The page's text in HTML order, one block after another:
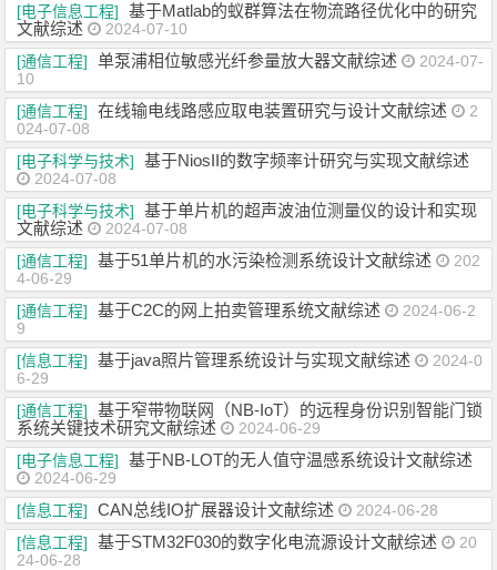
[电子信息工程]
基于Matlab的蚁群算法在物流路径优化中的研究
文献综述
2024-07-10
[通信工程]
单泵浦相位敏感光纤参量放大器文献综述
2024-07-
10
[通信工程]
在线输电线路感应取电装置研究与设计文献综述
2
024-07-08
[电子科学与技术]
基于NiosII的数字频率计研究与实现文献综述
2024-07-08
[电子科学与技术]
基于单片机的超声波油位测量仪的设计和实现
文献综述
2024-07-08
[通信工程]
基于51单片机的水污染检测系统设计文献综述
202
4-06-29
[通信工程]
基于C2C的网上拍卖管理系统文献综述
2024-06-2
9
[信息工程]
基于java照片管理系统设计与实现文献综述
2024-0
6-29
[通信工程]
基于窄带物联网（NB-IoT）的远程身份识别智能门锁
系统关键技术研究文献综述
2024-06-29
[电子信息工程]
基于NB-LOT的无人值守温感系统设计文献综述
2024-06-29
[信息工程]
CAN总线IO扩展器设计文献综述
2024-06-28
[信息工程]
基于STM32F030的数字化电流源设计文献综述
20
24-06-28